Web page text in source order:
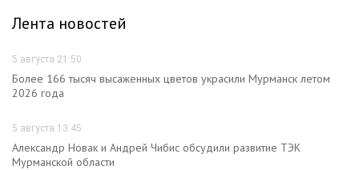
Лента новостей
5 августа 21:50
Более 166 тысяч высаженных цветов украсили Мурманск летом
2026 года
5 августа 13:45
Александр Новак и Андрей Чибис обсудили развитие ТЭК
Мурманской области